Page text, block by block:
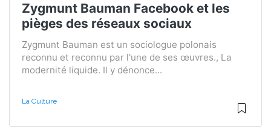
Zygmunt Bauman Facebook et les
pièges des réseaux sociaux
Zygmunt Bauman est un sociologue polonais
reconnu et reconnu par l'une de ses œuvres., La
modernité liquide. Il y dénonce...
La Culture